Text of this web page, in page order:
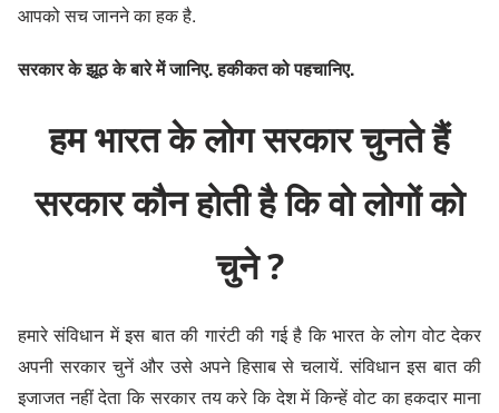
आपको सच जानने का हक है.
सरकार के झूठ के बारे में जानिए. हकीकत को पहचानिए.
हम भारत के लोग सरकार चुनते हैं
सरकार कौन होती है कि वो लोगों को
चुने ?
हमारे संविधान में इस बात की गारंटी की गई है कि भारत के लोग वोट देकर
अपनी सरकार चुनें और उसे अपने हिसाब से चलायें. संविधान इस बात की
इजाजत नहीं देता कि सरकार तय करे कि देश में किन्हें वोट का हकदार माना